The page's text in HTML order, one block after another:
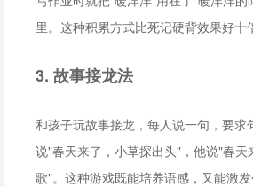
里。这种积累方式比死记硬背效果好十
3. 故事接龙法
和孩子玩故事接龙，每人说一句，要求
说"春天来了，小草探出头"，他说"春天
歌"。这种游戏既能培养语感，又能激